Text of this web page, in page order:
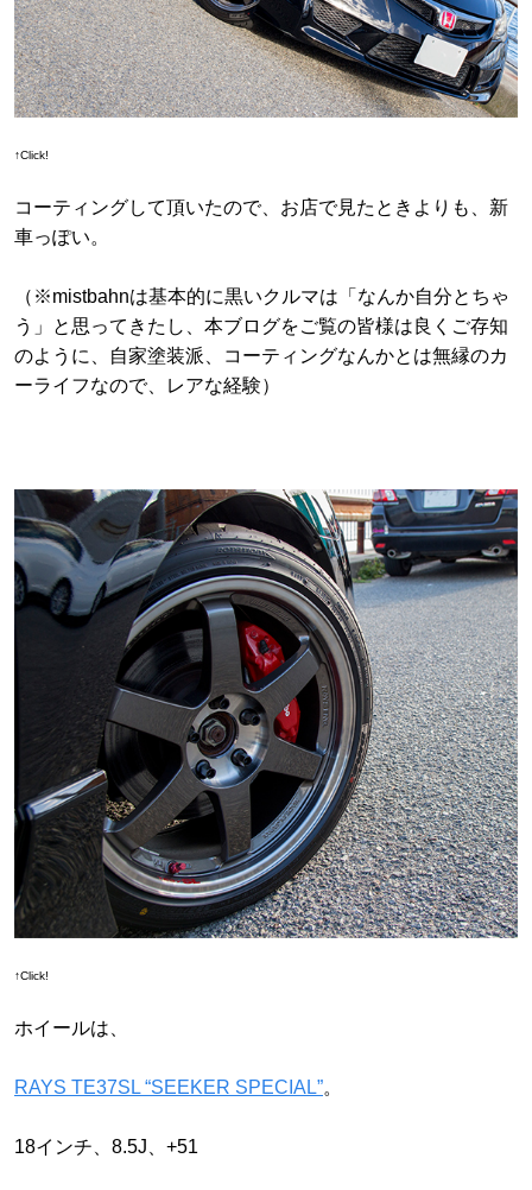
↑Click!
コーティングして頂いたので、お店で見たときよりも、新
車っぽい。
（※mistbahnは基本的に黒いクルマは「なんか自分とちゃ
う」と思ってきたし、本ブログをご覧の皆様は良くご存知
のように、自家塗装派、コーティングなんかとは無縁のカ
ーライフなので、レアな経験）
↑Click!
ホイールは、
RAYS TE37SL “SEEKER SPECIAL”。
18インチ、8.5J、+51